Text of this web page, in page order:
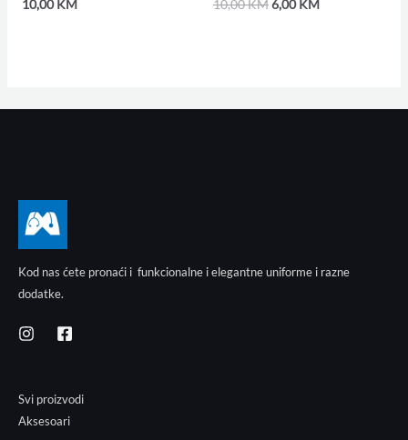
10,00KM 10,00KM6,00KM
Kod nas ćete pronaći i funkcionalne i elegantne uniforme i razne
dodatke.
Svi proizvodi
Aksesoari